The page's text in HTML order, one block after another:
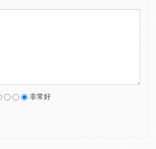
非常好